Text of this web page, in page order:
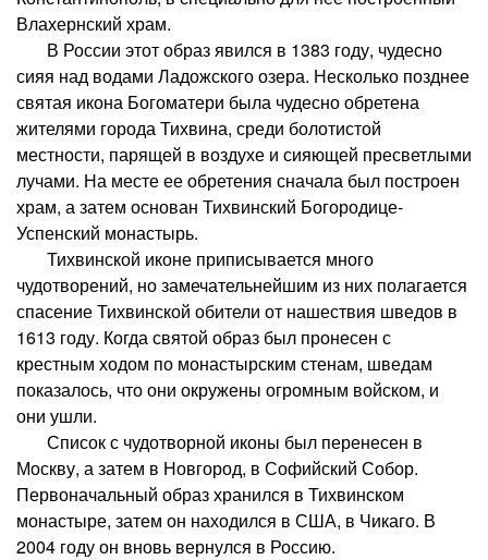
Влахернский храм.
В России этот образ явился в 1383 году, чудесно
сияя над водами Ладожского озера. Несколько позднее
святая икона Богоматери была чудесно обретена
жителями города Тихвина, среди болотистой
местности, парящей в воздухе и сияющей пресветлыми
лучами. На месте ее обретения сначала был построен
храм, а затем основан Тихвинский Богородице-
Успенский монастырь.
Тихвинской иконе приписывается много
чудотворений, но замечательнейшим из них полагается
спасение Тихвинской обители от нашествия шведов в
1613 году. Когда святой образ был пронесен с
крестным ходом по монастырским стенам, шведам
показалось, что они окружены огромным войском, и
они ушли.
Список с чудотворной иконы был перенесен в
Москву, а затем в Новгород, в Софийский Собор.
Первоначальный образ хранился в Тихвинском
монастыре, затем он находился в США, в Чикаго. В
2004 году он вновь вернулся в Россию.